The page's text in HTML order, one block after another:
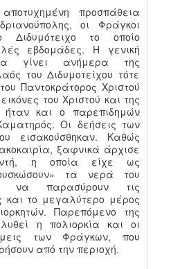
προσπάθεια
οι Φράγκοι
το οποίο
εβδομάδες. Η γενική
γίνει ανήμερα της
του Διδυμοτείχου τότε
Παντοκράτορος Χριστού
του Χριστού και της
και ο παρεπιδημών
Οι δεήσεις των
εισακούσθηκαν. Καθώς
ξαφνικά άρχισε
η οποία είχε ως
τα νερά του
να παρασύρουν τις
και το μεγαλύτερο μέρος
Παρεπόμενο της
η πολιορκία και οι
των Φράγκων, που
από την περιοχή.